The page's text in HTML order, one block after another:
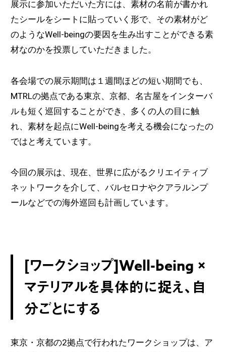
展示に参加いただいた方には、素材の名前が書かれ
たシールをシートに貼っていく形で、その素材がど
のようなWell-beingの要因を生み出すことができる素
材なのかを投票していただきました。
各会場での展示期間は１週間ほどの短い期間でも、
MTRLの拠点である東京、京都、名古屋をインターバ
ルも短く巡回することができ、多くの人の目に触
れ、素材を起点にWell-beingを考える機会になったの
ではと考えています。
今回の展示は、現在、世界に広がるクリエイティブ
ネットワークを介して、バルセロナやクアラルンプ
ールなどでの海外巡回も計画しています。
[ワークショップ]Well-being ×
マテリアルを具体的に捉え、自
分ごとにする
東京・京都の2拠点で行われたワークショップは、ア